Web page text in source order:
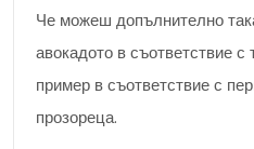
Че можеш допълнително
авокадото в съответствие с
пример в съответствие с
прозореца.